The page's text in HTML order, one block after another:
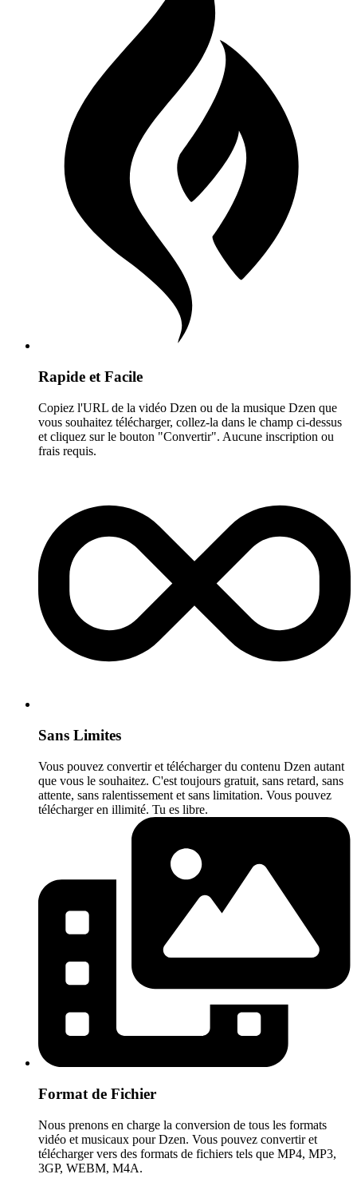
Rapide et Facile
Copiez l'URL de la vidéo Dzen ou de la musique Dzen que
vous souhaitez télécharger, collez-la dans le champ ci-dessus
et cliquez sur le bouton "Convertir". Aucune inscription ou
frais requis.
Sans Limites
Vous pouvez convertir et télécharger du contenu Dzen autant
que vous le souhaitez. C'est toujours gratuit, sans retard, sans
attente, sans ralentissement et sans limitation. Vous pouvez
télécharger en illimité. Tu es libre.
Format de Fichier
Nous prenons en charge la conversion de tous les formats
vidéo et musicaux pour Dzen. Vous pouvez convertir et
télécharger vers des formats de fichiers tels que MP4, MP3,
3GP, WEBM, M4A.